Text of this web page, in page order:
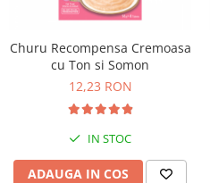
Churu Recompensa Cremoasa
cu Ton si Somon
12,23 RON
IN STOC
ADAUGA IN COS